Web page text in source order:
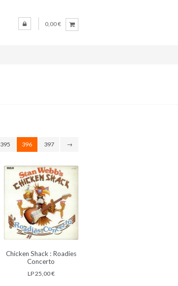
0,00 €
395 396 397 →
Chicken Shack : Roadies
Concerto
LP25,00€